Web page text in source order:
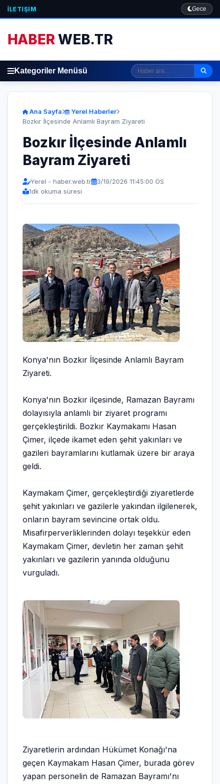
İLETIŞIM Gece
HABERWEB.TR
Kategoriler Menüsü
Ana Sayfa
Yerel Haberler
Bozkır İlçesinde Anlamlı Bayram Ziyareti
Bozkır İlçesinde Anlamlı
Bayram Ziyareti
Yerel - haber.web.tr
3/19/2026 11:45:00 ÖS
1dk okuma süresi
Konya'nın Bozkır İlçesinde Anlamlı Bayram
Ziyareti.
Konya'nın Bozkır ilçesinde, Ramazan Bayramı
dolayısıyla anlamlı bir ziyaret programı
gerçekleştirildi. Bozkır Kaymakamı Hasan
Çimer, ilçede ikamet eden şehit yakınları ve
gazileri bayramlarını kutlamak üzere bir araya
geldi.
Kaymakam Çimer, gerçekleştirdiği ziyaretlerde
şehit yakınları ve gazilerle yakından ilgilenerek,
onların bayram sevincine ortak oldu.
Misafirperverliklerinden dolayı teşekkür eden
Kaymakam Çimer, devletin her zaman şehit
yakınları ve gazilerin yanında olduğunu
vurguladı.
Ziyaretlerin ardından Hükümet Konağı'na
geçen Kaymakam Hasan Çimer, burada görev
yapan personelin de Ramazan Bayramı'nı